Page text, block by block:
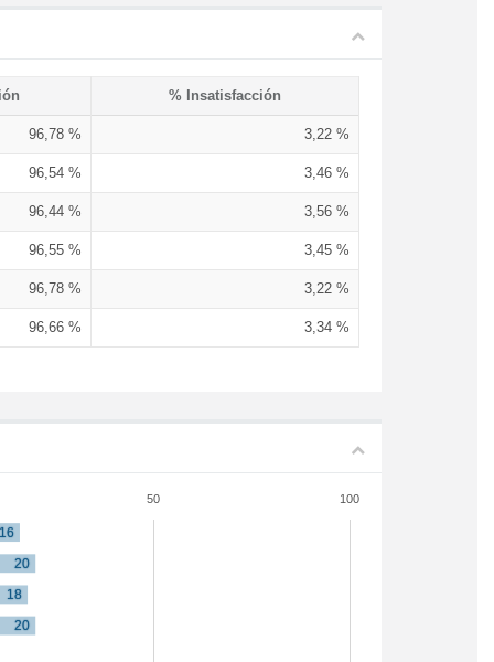
% Insatisfacción
96,78 % 3,22 %
96,54 % 3,46 %
96,44 % 3,56 %
96,55 % 3,45 %
96,78 % 3,22 %
96,66 % 3,34 %
50 100